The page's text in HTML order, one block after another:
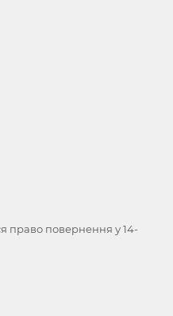
право повернення у 14-